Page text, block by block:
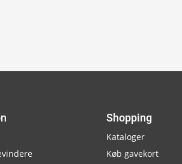
Shopping
Kataloger
Køb gavekort